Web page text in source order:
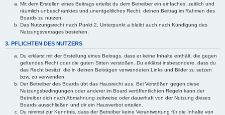
Mit dem Erstellen eines Beitrags erteilst du dem Betreiber ein einfaches, zeitlich und
räumlich unbeschränktes und unentgeltliches Recht, deinen Beitrag im Rahmen des
Boards zu nutzen.
Das Nutzungsrecht nach Punkt 2, Unterpunkt a bleibt auch nach Kündigung des
Nutzungsvertrages bestehen.
3. PFLICHTEN DES NUTZERS
Du erklärst mit der Erstellung eines Beitrags, dass er keine Inhalte enthält, die gegen
geltendes Recht oder die guten Sitten verstoßen. Du erklärst insbesondere, dass du
das Recht besitzt, die in deinen Beiträgen verwendeten Links und Bilder zu setzen
bzw. zu verwenden.
Der Betreiber des Boards übt das Hausrecht aus. Bei Verstößen gegen diese
Nutzungsbedingungen oder anderer im Board veröffentlichten Regeln kann der
Betreiber dich nach Abmahnung zeitweise oder dauerhaft von der Nutzung dieses
Boards ausschließen und dir ein Hausverbot erteilen.
Du nimmst zur Kenntnis, dass der Betreiber keine Verantwortung für die Inhalte von